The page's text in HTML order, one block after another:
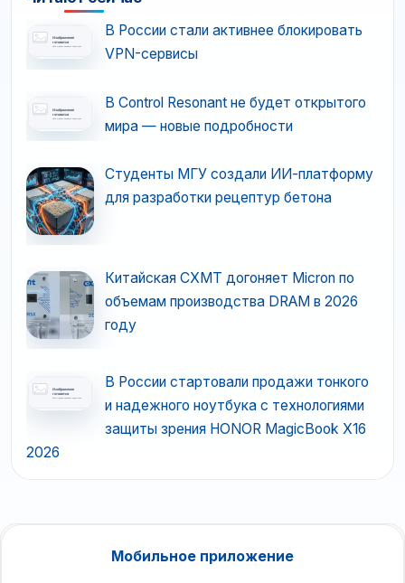
В России стали активнее блокировать
VPN-сервисы
В Control Resonant не будет открытого
мира — новые подробности
Студенты МГУ создали ИИ-платформу
для разработки рецептур бетона
Китайская CXMT догоняет Micron по
объемам производства DRAM в 2026
году
В России стартовали продажи тонкого
и надежного ноутбука с технологиями
защиты зрения HONOR MagicBook X16
2026
Мобильное приложение